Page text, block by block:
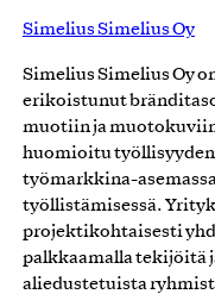
Simelius Simelius Oy
Simelius Simelius Oy
erikoistunut
muotiin ja
huomioitu
työmarkkina-
työllistämisessä.
projektikohtaisesti
palkkaamalla tekijöitä
aliedustetuista